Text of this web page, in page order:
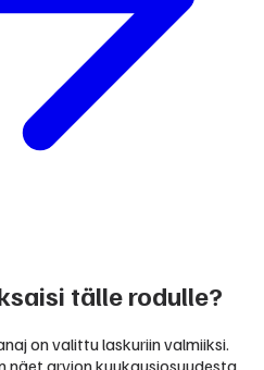
tälle rodulle?
on valittu laskuriin valmiiksi.